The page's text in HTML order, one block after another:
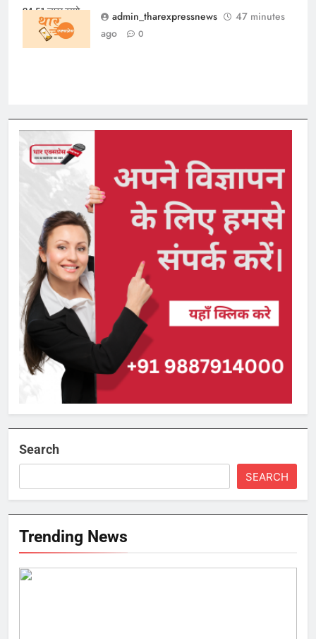
24.51 लाख रुपये
मुआवजे का आदेश
admin_tharexpressnews
47 minutes
ago
0
Search
SEARCH
Trending News